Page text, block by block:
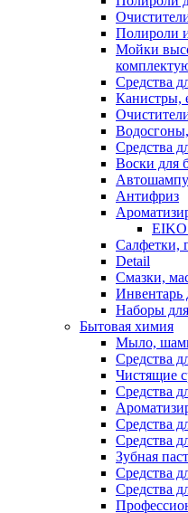
Полироли
Мойки
Средства
Канистры,
Средства
Воски для
Антифриз
Салфетки,
Detail
Смазки,
Инвентарь
Наборы
Бытовая химия
Мыло,
Средства
Чистящие
Средства
Средства
Средства
Зубная
Средства
Средства